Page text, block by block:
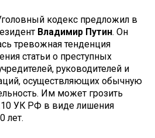
кодекс предложил в
Владимир Путин. Он
тревожная тенденция
статьи о преступных
руководителей и
осуществляющих обычную
Им может грозить
УК РФ в виде лишения
лет.